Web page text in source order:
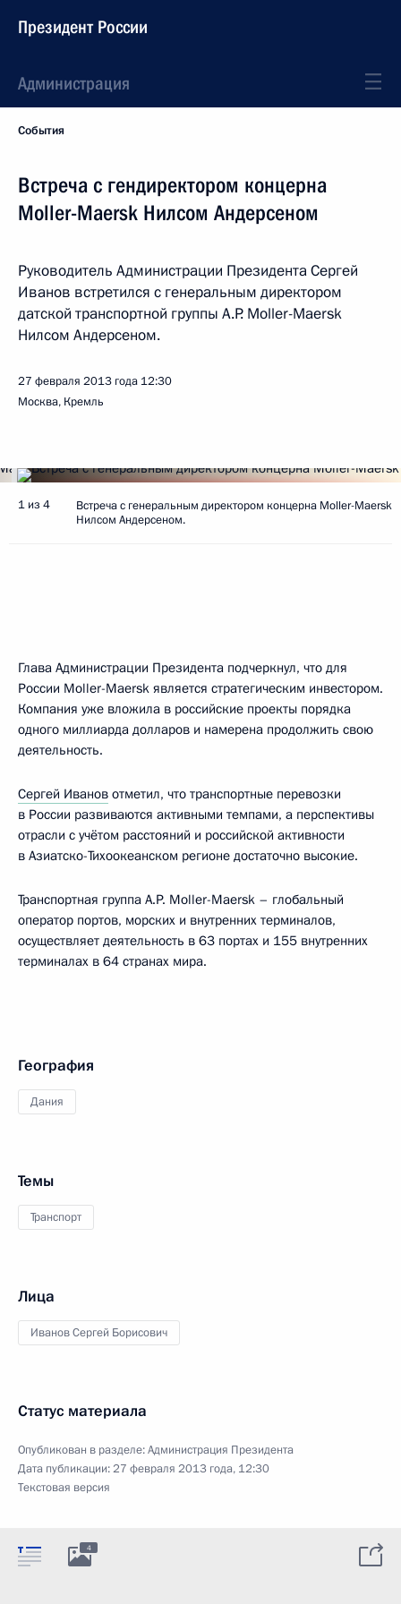
Президент России
Администрация
События
Встреча с гендиректором концерна
Moller-Maersk Нилсом Андерсеном
Руководитель Администрации Президента Сергей
Иванов встретился с генеральным директором
датской транспортной группы A.P. Moller-Maersk
Нилсом Андерсеном.
27 февраля 2013 года 12:30
Москва, Кремль
1 из 4
Встреча с генеральным директором концерна Moller-Maersk
Нилсом Андерсеном.
Глава Администрации Президента подчеркнул, что для
России Moller-Maersk является стратегическим инвестором.
Компания уже вложила в российские проекты порядка
одного миллиарда долларов и намерена продолжить свою
деятельность.
Сергей Иванов отметил, что транспортные перевозки
в России развиваются активными темпами, а перспективы
отрасли с учётом расстояний и российской активности
в Азиатско-Тихоокеанском регионе достаточно высокие.
Транспортная группа A.P. Moller-Maersk – глобальный
оператор портов, морских и внутренних терминалов,
осуществляет деятельность в 63 портах и 155 внутренних
терминалах в 64 странах мира.
География
Дания
Темы
Транспорт
Лица
Иванов Сергей Борисович
Статус материала
Опубликован в разделе:Администрация Президента
Дата публикации:27 февраля 2013 года, 12:30
Текстовая версия
4